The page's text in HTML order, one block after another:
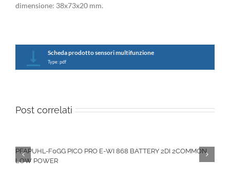
dimensione: 38x73x20 mm.
Scheda prodotto sensori multifunzione
Type: pdf
Post correlati
PFAPUHL-F0GG PICO PRO E-WI 868 BATTERY 2DI 2COMMON
LOW POWER